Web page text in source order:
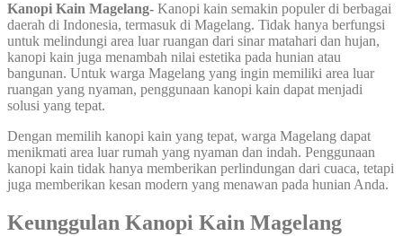
Kanopi Kain Magelang- Kanopi kain semakin populer di berbagai
daerah di Indonesia, termasuk di Magelang. Tidak hanya berfungsi
untuk melindungi area luar ruangan dari sinar matahari dan hujan,
kanopi kain juga menambah nilai estetika pada hunian atau
bangunan. Untuk warga Magelang yang ingin memiliki area luar
ruangan yang nyaman, penggunaan kanopi kain dapat menjadi
solusi yang tepat.
Dengan memilih kanopi kain yang tepat, warga Magelang dapat
menikmati area luar rumah yang nyaman dan indah. Penggunaan
kanopi kain tidak hanya memberikan perlindungan dari cuaca, tetapi
juga memberikan kesan modern yang menawan pada hunian Anda.
Keunggulan Kanopi Kain Magelang